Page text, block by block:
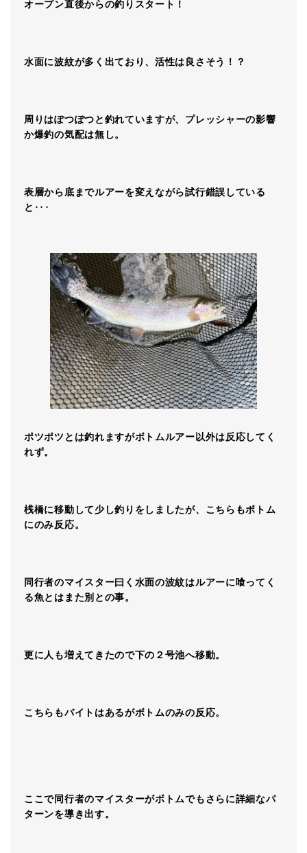
オープン直後からの釣りスタート！
水面に波紋が多く出ており、活性は良さそう！？
周りはぽつぽつと釣れていますが、プレッシャーの影響
か爆釣の気配は無し。
表層から底までルアーを変えながら試行錯誤している
と ･･･
ポツポツとは釣れますがボトムルアー以外は反応してく
れず。
桟橋に移動して少し釣りをしましたが、こちらもボトム
にのみ反応。
同行者のマイスター曰く水面の波紋はルアーに喰ってく
る魚とはまた別との事。
更に人も増えてきたので下の２号池へ移動。
こちらもバイトはあるがボトムのみの反応。
ここで同行者のマイスターがボトムでもさらに詳細なパ
ターンを導き出す。